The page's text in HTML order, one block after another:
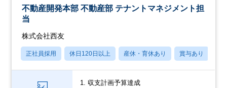
不動産開発本部 不動産部 テナントマネジメント担
当
株式会社西友
正社員採用 休日120日以上 産休・育休あり 賞与あり
1. 収支計画予算達成